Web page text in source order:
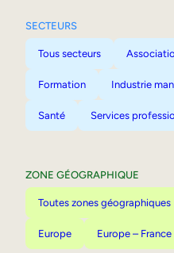
SECTEURS
Tous secteurs
Formation Industrie
Santé Services
ZONE GÉOGRAPHIQUE
Toutes zones géographiques
Europe Europe – France